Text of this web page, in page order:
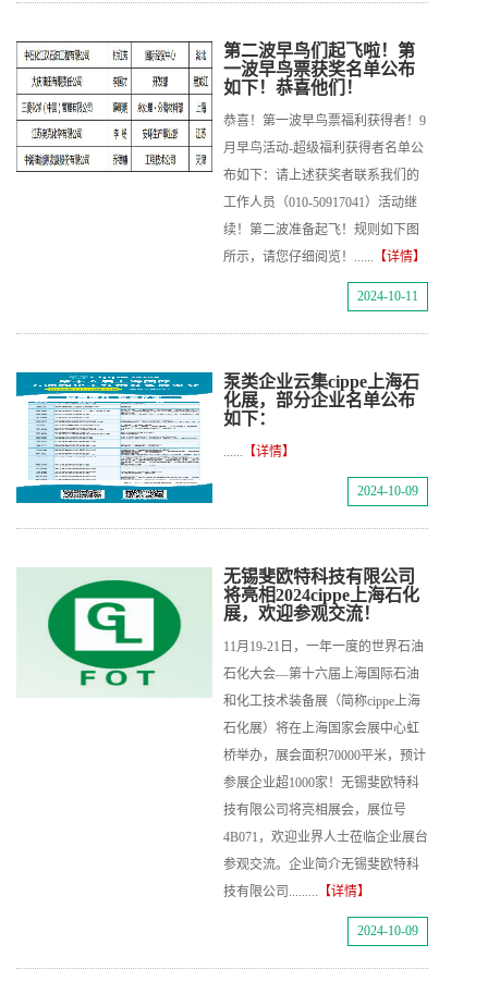
第二波早鸟们起飞啦！第
一波早鸟票获奖名单公布
如下！恭喜他们！
恭喜！第一波早鸟票福利获得者！9
月早鸟活动-超级福利获得者名单公
布如下：请上述获奖者联系我们的
工作人员（010-50917041）活动继
续！第二波准备起飞！规则如下图
所示，请您仔细阅览！...... 【详情】
2024-10-11
泵类企业云集cippe上海石
化展，部分企业名单公布
如下：
...... 【详情】
2024-10-09
无锡斐欧特科技有限公司
将亮相2024cippe上海石化
展，欢迎参观交流！
11月19-21日，一年一度的世界石油
石化大会—第十六届上海国际石油
和化工技术装备展（简称cippe上海
石化展）将在上海国家会展中心虹
桥举办，展会面积70000平米，预计
参展企业超1000家！无锡斐欧特科
技有限公司将亮相展会，展位号
4B071，欢迎业界人士莅临企业展台
参观交流。企业简介无锡斐欧特科
技有限公司......... 【详情】
2024-10-09